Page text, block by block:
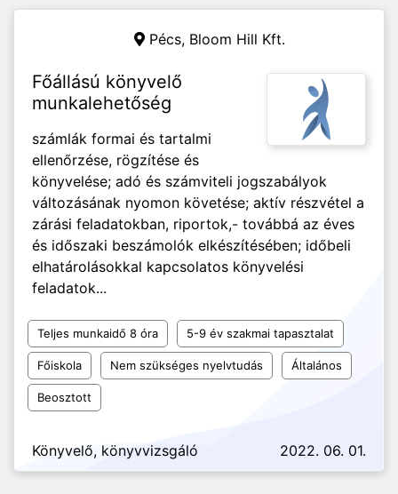
Pécs, Bloom Hill Kft.
Főállású könyvelő
munkalehetőség
számlák formai és tartalmi
ellenőrzése, rögzítése és
könyvelése; adó és számviteli jogszabályok
változásának nyomon követése; aktív részvétel a
zárási feladatokban, riportok,- továbbá az éves
és időszaki beszámolók elkészítésében; időbeli
elhatárolásokkal kapcsolatos könyvelési
feladatok...
Teljes munkaidő 8 óra 5-9 év szakmai tapasztalat
Főiskola Nem szükséges nyelvtudás Általános
Beosztott
Könyvelő, könyvvizsgáló 2022. 06. 01.